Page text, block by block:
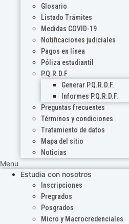
Glosario
Listado Trámites
Medidas COVID-19
Notificaciones judiciales
Pagos en línea
Póliza estudiantil
P.Q.R.D.F
Generar P.Q.R.D.F.
Informes P.Q.R.D.F.
Preguntas frecuentes
Términos y condiciones
Tratamiento de datos
Mapa del sitio
Noticias
Menu
Estudia con nosotros
Inscripciones
Pregrados
Posgrados
Micro y Macrocredenciales